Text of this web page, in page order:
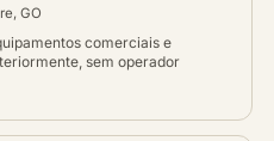
GO
comerciais e
sem operador